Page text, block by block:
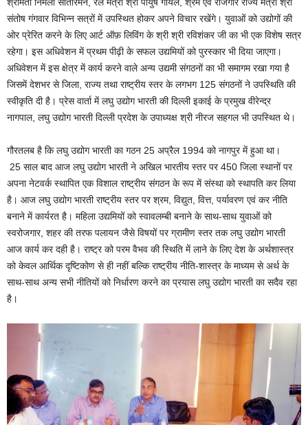
संतोष गंगवार विभिन्न सत्रों में उपस्थित होकर अपने विचार रखेंगे। युवाओं को उद्योगों की
ओर प्रेरित करने के लिए आर्ट ऑफ़ लिविंग के श्री श्री रविशंकर जी का भी एक विशेष सत्र
रहेगा। इस अधिवेशन में प्रथम पीढ़ी के सफल उद्यमियों को पुरस्कार भी दिया जाएगा।
अधिवेशन में इस क्षेत्र में कार्य करने वाले अन्य उद्यमी संगठनों का भी समागम रखा गया है
जिसमें देशभर से जिला, राज्य तथा राष्ट्रीय स्तर के लगभग 125 संगठनों ने उपस्थिति की
स्वीकृति दी है। प्रेस वार्ता में लघु उद्योग भारती की दिल्ली इकाई के प्रमुख वीरेन्द्र
नागपाल, लघु उद्योग भारती दिल्ली प्रदेश के उपाध्यक्ष श्री नीरज सहगल भी उपस्थित थे।
गौरतलब है कि लघु उद्योग भारती का गठन 25 अप्रैल 1994 को नागपुर में हुआ था।
25 साल बाद आज लघु उद्योग भारती ने अखिल भारतीय स्तर पर 450 जिला स्थानों पर
अपना नेटवर्क स्थापित एक विशाल राष्ट्रीय संगठन के रूप में संस्था को स्थापति कर लिया
है। आज लघु उद्योग भारती राष्ट्रीय स्तर पर श्रम, विद्युत, वित्त, पर्यावरण एवं कर नीति
बनाने में कार्यरत है। महिला उद्यमियों को स्वावलम्बी बनाने के साथ-साथ युवाओं को
स्वरोजगार, शहर की तरफ पलायन जैसे विषयों पर ग्रामीण स्तर तक लघु उद्योग भारती
आज कार्य कर दही है। राष्ट्र को परम वैभव की स्थिति में लाने के लिए देश के अर्थशास्त्र
को केवल आर्थिक दृष्टिकोण से ही नहीं बल्कि राष्ट्रीय नीति-शास्त्र के माध्यम से अर्थ के
साथ-साथ अन्य सभी नीतियों को निर्धारण करने का प्रयास लघु उद्योग भारती का सदैव रहा
है।